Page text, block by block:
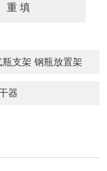
支架 钢瓶放置架
器